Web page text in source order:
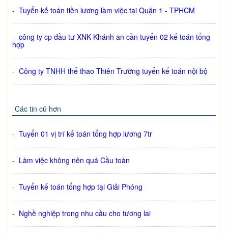
- Tuyển kế toán tiền lương làm việc tại Quận 1 - TPHCM
- công ty cp đầu tư XNK Khánh an cần tuyển 02 kế toán tổng
hợp
- Công ty TNHH thể thao Thiên Trường tuyển kế toán nội bộ
Các tin cũ hơn
- Tuyển 01 vị trí kế toán tổng hợp lương 7tr
- Làm việc không nên quá Cầu toàn
- Tuyển kế toán tổng hợp tại Giải Phóng
- Nghề nghiệp trong nhu cầu cho tương lai